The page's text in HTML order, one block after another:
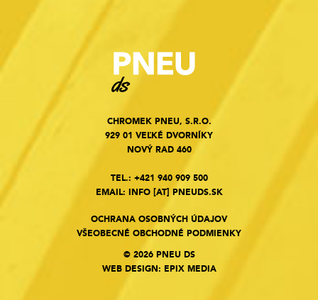
CHROMEK PNEU, S.R.O.
929 01 VEĽKÉ DVORNÍKY
NOVÝ RAD 460
TEL.: +421 940 909 500
EMAIL: INFO[AT] PNEUDS.SK
OCHRANA OSOBNÝCH ÚDAJOV
VŠEOBECNÉ OBCHODNÉ PODMIENKY
© 2026 PNEU DS
WEB DESIGN: EPIX MEDIA